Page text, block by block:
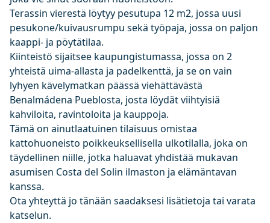
Terassin vierestä löytyy pesutupa 12 m2, jossa uusi
pesukone/kuivausrumpu sekä työpaja, jossa on paljon
kaappi- ja pöytätilaa.
Kiinteistö sijaitsee kaupungistumassa, jossa on 2
yhteistä uima-allasta ja padelkenttä, ja se on vain
lyhyen kävelymatkan päässä viehättävästä
Benalmádena Pueblosta, josta löydät viihtyisiä
kahviloita, ravintoloita ja kauppoja.
Tämä on ainutlaatuinen tilaisuus omistaa
kattohuoneisto poikkeuksellisella ulkotilalla, joka on
täydellinen niille, jotka haluavat yhdistää mukavan
asumisen Costa del Solin ilmaston ja elämäntavan
kanssa.
Ota yhteyttä jo tänään saadaksesi lisätietoja tai varata
katselun.